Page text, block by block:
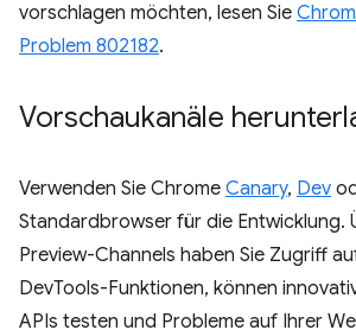
vorschlagen möchten, lesen Sie
Problem 802182.
Vorschaukanäle
Verwenden Sie Chrome Canary, Dev
Standardbrowser für die Entwicklung.
Preview-Channels haben Sie Zugriff
DevTools-Funktionen, können
APIs testen und Probleme auf Ihrer